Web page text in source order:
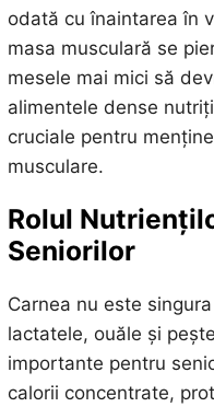
odată cu înaintarea în
masa musculară se
mesele mai mici să
alimentele dense
cruciale pentru
musculare.
Rolul
Seniorilor
Carnea nu este
lactatele, ouăle și
importante pentru
calorii concentrate,